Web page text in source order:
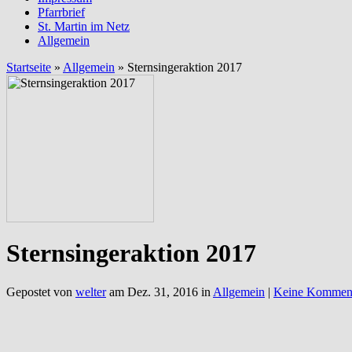
Pfarrbrief
St. Martin im Netz
Allgemein
Startseite » Allgemein » Sternsingeraktion 2017
Sternsingeraktion 2017
Gepostet von welteram Dez. 31, 2016 in Allgemein | Keine